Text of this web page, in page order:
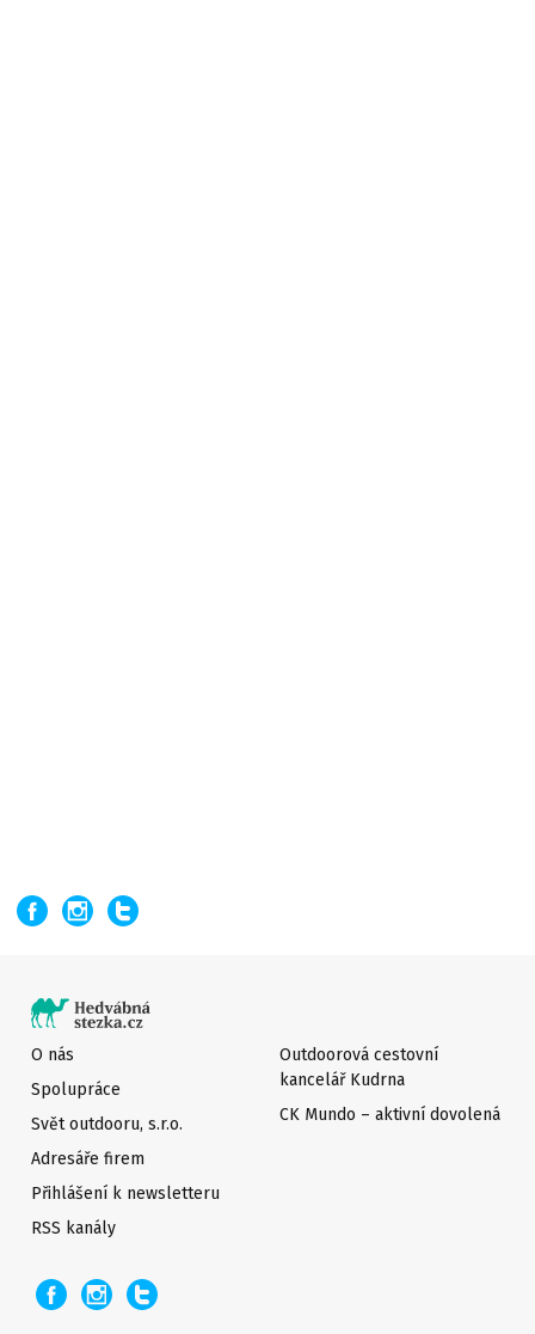
O nás
Spolupráce
Svět outdooru, s.r.o.
Adresáře firem
Přihlášení k newsletteru
Outdoorová cestovní
kancelář Kudrna
CK Mundo – aktivní dovolená
RSS kanály